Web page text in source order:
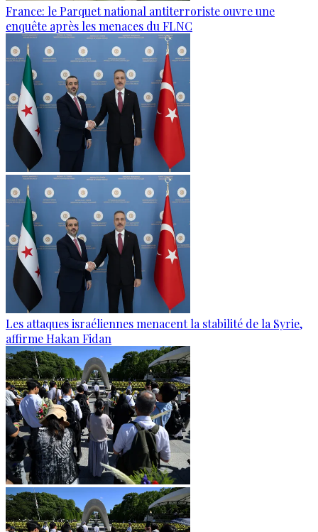
France: le Parquet national antiterroriste ouvre une
enquête après les menaces du FLNC
Les attaques israéliennes menacent la stabilité de la Syrie,
affirme Hakan Fidan